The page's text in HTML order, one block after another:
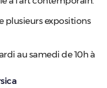
plusieurs expositions
au samedi de 10h à